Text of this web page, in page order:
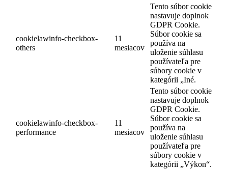
cookielawinfo-checkbox-
others
11
mesiacov
Tento súbor cookie
nastavuje doplnok
GDPR Cookie.
Súbor cookie sa
používa na
uloženie súhlasu
používateľa pre
súbory cookie v
kategórii „Iné.
cookielawinfo-checkbox-
performance
11
mesiacov
Tento súbor cookie
nastavuje doplnok
GDPR Cookie.
Súbor cookie sa
používa na
uloženie súhlasu
používateľa pre
súbory cookie v
kategórii „Výkon“.